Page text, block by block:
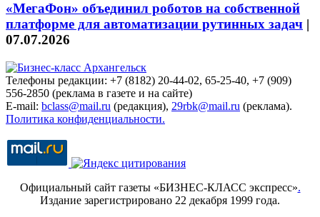
«МегаФон» объединил роботов на собственной
платформе для автоматизации рутинных задач |
07.07.2026
Телефоны редакции: +7 (8182) 20-44-02, 65-25-40, +7 (909)
556-2850 (реклама в газете и на сайте)
E-mail: bclass@mail.ru (редакция), 29rbk@mail.ru (реклама).
Политика конфиденциальности.
Официальный сайт газеты «БИЗНЕС-КЛАСС экспресс».
Издание зарегистрировано 22 декабря 1999 года.